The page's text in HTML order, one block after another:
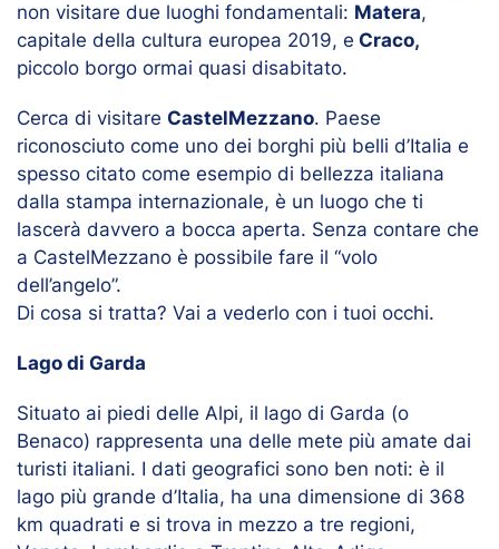
non visitare due luoghi fondamentali: Matera,
capitale della cultura europea 2019, e Craco,
piccolo borgo ormai quasi disabitato.
Cerca di visitare CastelMezzano. Paese
riconosciuto come uno dei borghi più belli d’Italia e
spesso citato come esempio di bellezza italiana
dalla stampa internazionale, è un luogo che ti
lascerà davvero a bocca aperta. Senza contare che
a CastelMezzano è possibile fare il “volo
dell’angelo”.
Di cosa si tratta? Vai a vederlo con i tuoi occhi.
Lago di Garda
Situato ai piedi delle Alpi, il lago di Garda (o
Benaco) rappresenta una delle mete più amate dai
turisti italiani. I dati geografici sono ben noti: è il
lago più grande d’Italia, ha una dimensione di 368
km quadrati e si trova in mezzo a tre regioni,